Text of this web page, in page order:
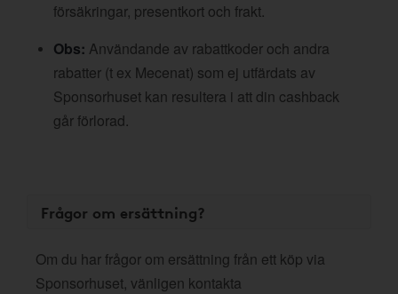
försäkringar, presentkort och frakt.
Obs: Användande av rabattkoder och andra
rabatter (t ex Mecenat) som ej utfärdats av
Sponsorhuset kan resultera i att din cashback
går förlorad.
Frågor om ersättning?
Om du har frågor om ersättning från ett köp via
Sponsorhuset, vänligen kontakta